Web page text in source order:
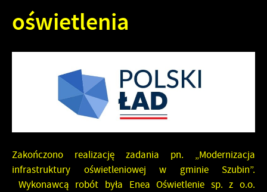
oświetlenia
Zakończono realizację zadania pn. „Modernizacja
infrastruktury oświetleniowej w gminie Szubin”.
Wykonawcą robót była Enea Oświetlenie sp. z o.o.